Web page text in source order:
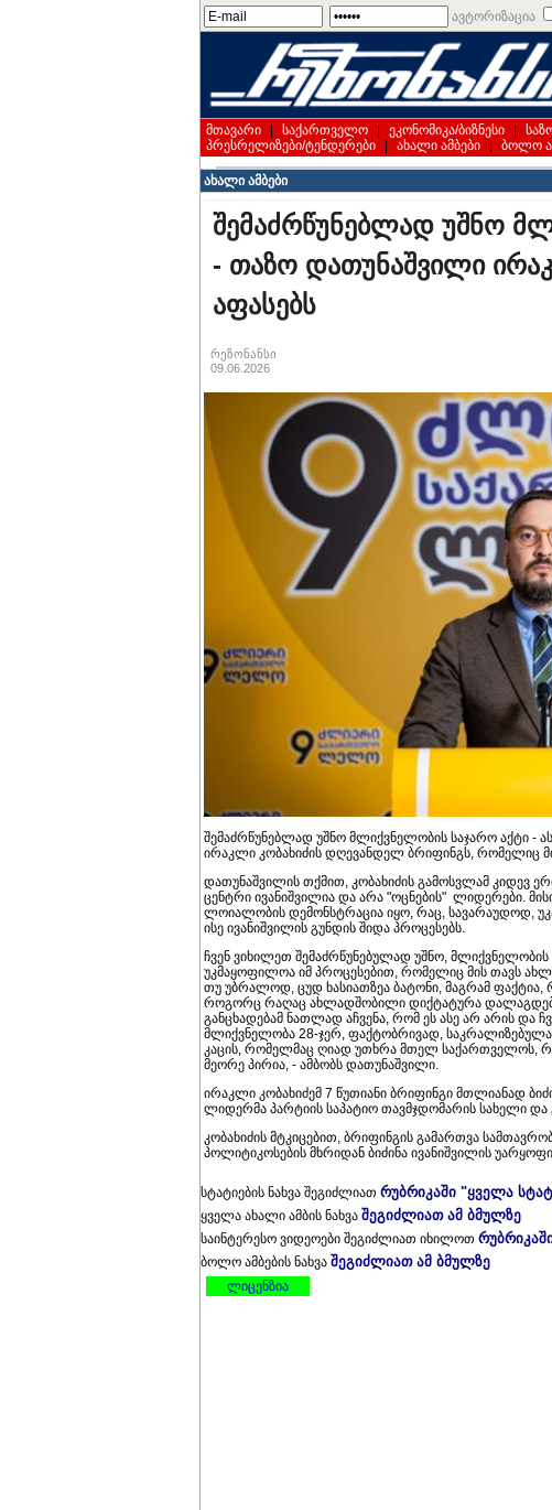
ავტორიზაცია
მთავარი საქართველო ეკონომიკა/ბიზნესი
პრესრელიზები/ტენდერები
ახალი ამბები ბოლო
ახალი ამბები
შემაძრწუნებლად უშნო
- თაზო დათუნაშვილი
აფასებს
რეზონანსი
09.06.2026
შემაძრწუნებლად უშნო მლიქვნელობის საჯარო აქტი -
ირაკლი კობახიძის დღევანდელ ბრიფინგს, რომელიც
დათუნაშვილის თქმით, კობახიძის გამოსვლამ კიდევ
ცენტრი ივანიშვილია და არა "ოცნების" ლიდერები.
ლოიალობის დემონსტრაცია იყო, რაც, სავარაუდოდ,
ისე ივანიშვილის გუნდის შიდა პროცესებს.
ჩვენ ვიხილეთ შემაძრწუნებულად უშნო,
უკმაყოფილოა იმ პროცესებით, რომელიც მის თავს
თუ უბრალოდ, ცუდ ხასიათზეა ბატონი, მაგრამ
როგორც რაღაც ახლადშობილი დიქტატურა
განცხადებამ ნათლად აჩვენა, რომ ეს ასე არ არის და
მლიქვნელობა 28-ჯერ, ფაქტობრივად,
კაცის, რომელმაც ღიად უთხრა მთელ საქართველოს,
მეორე პირია, - ამბობს დათუნაშვილი.
ირაკლი კობახიძემ 7 წუთიანი ბრიფინგი მთლიანად
ლიდერმა პარტიის საპატიო თავმჯდომარის სახელი და
კობახიძის მტკიცებით, ბრიფინგის გამართვა
პოლიტიკოსების მხრიდან ბიძინა ივანიშვილის
სტატიების ნახვა შეგიძლიათ რუბრიკაში "ყველა
ყველა ახალი ამბის ნახვა შეგიძლიათ ამ ბმულზე
საინტერესო ვიდეოები შეგიძლიათ იხილოთ
ბოლო ამბების ნახვა შეგიძლიათ ამ ბმულზე
ლიცენზია